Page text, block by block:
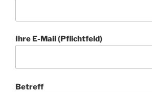
Ihre E-Mail (Pflichtfeld)
Betreff